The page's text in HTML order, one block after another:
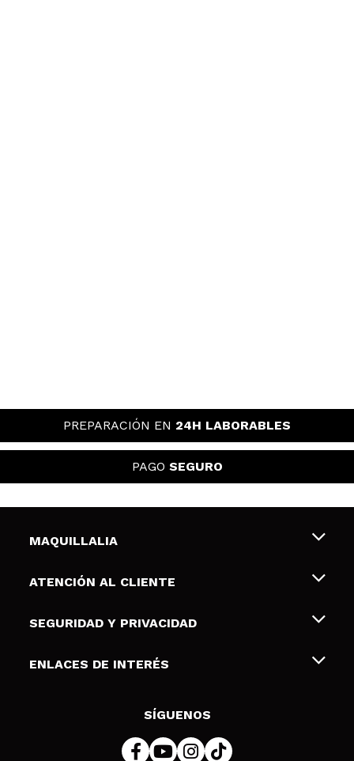
PREPARACIÓN EN 24H LABORABLES
PAGO SEGURO
MAQUILLALIA
Sobre nosotros
Tarjetas de Regalo
ATENCIÓN AL CLIENTE
Envíos y devoluciones
Formas de pago
SEGURIDAD Y PRIVACIDAD
Terminos y condiciones de uso
Política de cookies
ENLACES DE INTERÉS
SÍGUENOS